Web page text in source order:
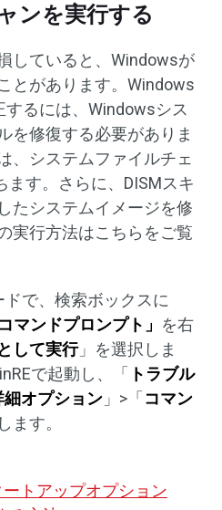
ンを実行する
していると、Windowsが
とがあります。Windows
るには、Windowsシス
を修復する必要がありま
、システムファイルチェ
ます。さらに、DISMスキ
たシステムイメージを修
実行方法はこちらをご覧
で、検索ボックスに
コマンドプロンプト」 を右
して実行」を選択しま
で起動し、「 トラブル
細オプション 」>「 コマン
ます。
トアップオプション